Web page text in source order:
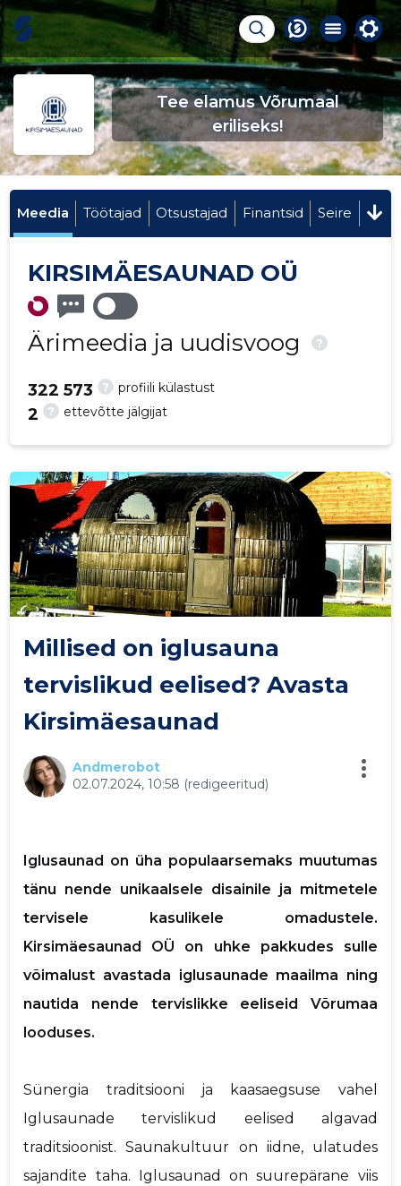
Tee elamus Võrumaal
eriliseks!
Meedia Töötajad Otsustajad Finantsid Seire
KIRSIMÄESAUNAD OÜ
Ärimeedia ja uudisvoog ?
? profiili külastust
322 573
? ettevõtte jälgijat
2
Millised on iglusauna
tervislikud eelised? Avasta
Kirsimäesaunad
Andmerobot
02.07.2024, 10:58 (redigeeritud)
Iglusaunad on üha populaarsemaks muutumas
tänu nende unikaalsele disainile ja mitmetele
tervisele kasulikele omadustele.
Kirsimäesaunad OÜ on uhke pakkudes sulle
võimalust avastada iglusaunade maailma ning
nautida nende tervislikke eeliseid Võrumaa
looduses.
Sünergia traditsiooni ja kaasaegsuse vahel
Iglusaunade tervislikud eelised algavad
traditsioonist. Saunakultuur on iidne, ulatudes
sajandite taha. Iglusaunad on suurepärane viis